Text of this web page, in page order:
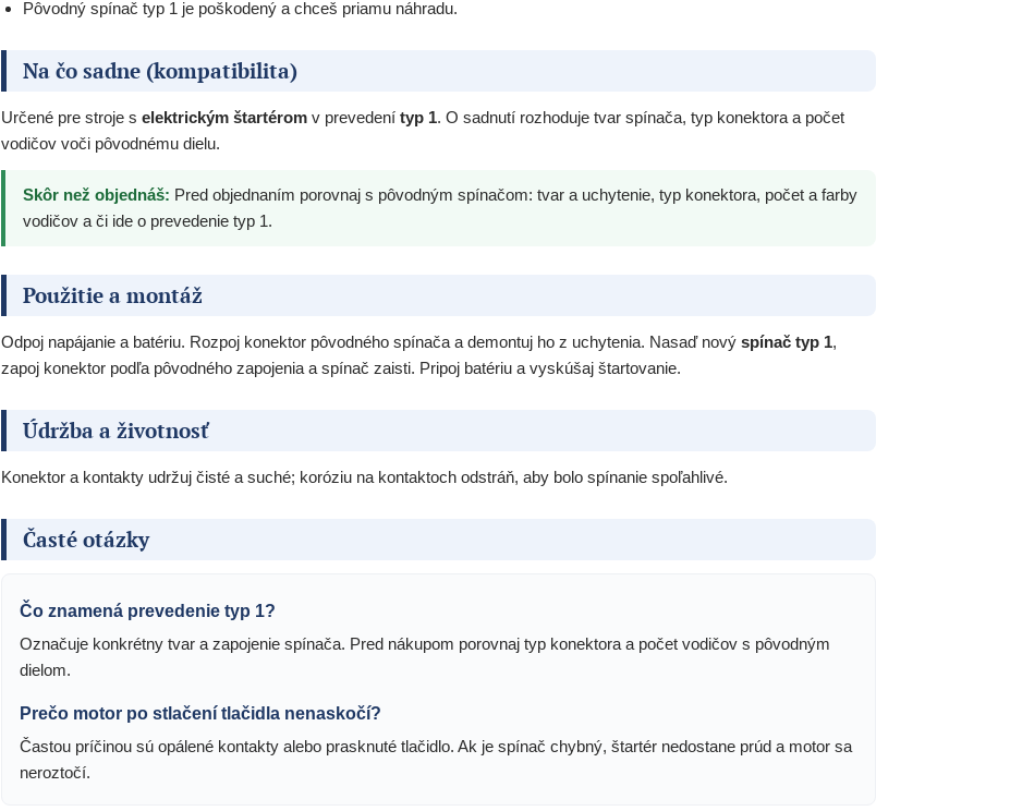
Pôvodný spínač typ 1 je poškodený a chceš priamu náhradu.
Na čo sadne (kompatibilita)
Určené pre stroje s elektrickým štartérom v prevedení typ 1. O sadnutí rozhoduje tvar spínača, typ konektora a počet
vodičov voči pôvodnému dielu.
Skôr než objednáš: Pred objednaním porovnaj s pôvodným spínačom: tvar a uchytenie, typ konektora, počet a farby
vodičov a či ide o prevedenie typ 1.
Použitie a montáž
Odpoj napájanie a batériu. Rozpoj konektor pôvodného spínača a demontuj ho z uchytenia. Nasaď nový spínač typ 1,
zapoj konektor podľa pôvodného zapojenia a spínač zaisti. Pripoj batériu a vyskúšaj štartovanie.
Údržba a životnosť
Konektor a kontakty udržuj čisté a suché; koróziu na kontaktoch odstráň, aby bolo spínanie spoľahlivé.
Časté otázky
Čo znamená prevedenie typ 1?
Označuje konkrétny tvar a zapojenie spínača. Pred nákupom porovnaj typ konektora a počet vodičov s pôvodným
dielom.
Prečo motor po stlačení tlačidla nenaskočí?
Častou príčinou sú opálené kontakty alebo prasknuté tlačidlo. Ak je spínač chybný, štartér nedostane prúd a motor sa
neroztočí.